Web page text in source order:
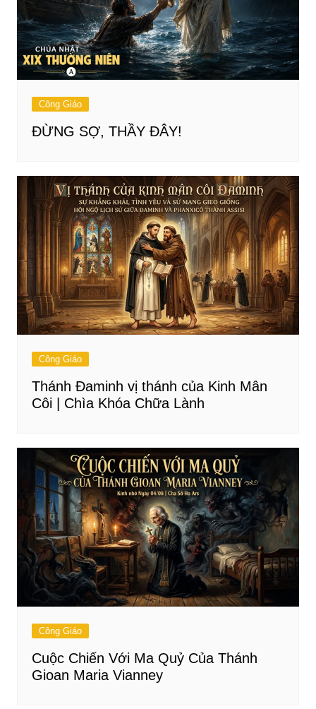
Công Giáo
ĐỪNG SỢ, THẦY ĐÂY!
Công Giáo
Thánh Đaminh vị thánh của Kinh Mân
Côi | Chìa Khóa Chữa Lành
Công Giáo
Cuộc Chiến Với Ma Quỷ Của Thánh
Gioan Maria Vianney